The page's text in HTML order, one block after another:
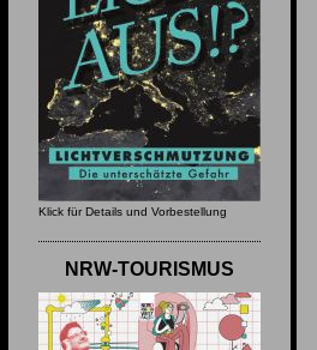
Klick für Details und Vorbestellung
NRW-TOURISMUS